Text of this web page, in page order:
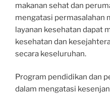
makanan sehat dan
mengatasi permasalahan
layanan kesehatan dapat
kesehatan dan
secara keseluruhan.
Program pendidikan dan
dalam mengatasi